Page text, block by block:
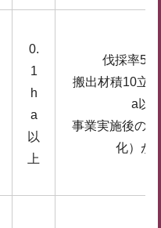
0.
1
h
a
以
上
伐採率50
搬出材積10立
a以
事業実施後の
化）が